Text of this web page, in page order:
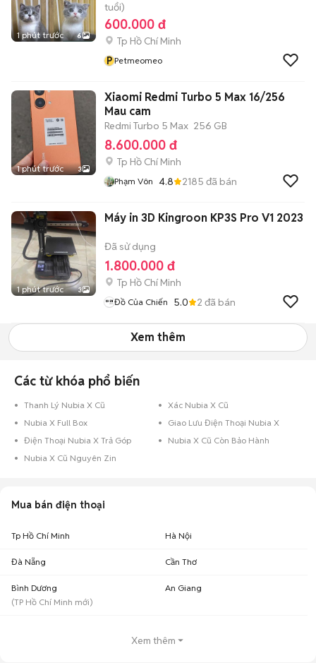
1 phút trước 6
tuổi)
600.000 đ
Tp Hồ Chí Minh
P Petmeomeo
1 phút trước 3
Xiaomi Redmi Turbo 5 Max 16/256
Mau cam
Redmi Turbo 5 Max 256 GB
8.600.000 đ
Tp Hồ Chí Minh
Phạm Vôn 4.8 2185 đã bán
1 phút trước 3
Máy in 3D Kingroon KP3S Pro V1 2023
Đã sử dụng
1.800.000 đ
Tp Hồ Chí Minh
Đồ Của Chiến 5.0 2 đã bán
Xem thêm
Các từ khóa phổ biến
Thanh Lý Nubia X Cũ
Xác Nubia X Cũ
Nubia X Full Box
Giao Lưu Điện Thoại Nubia X
Điện Thoại Nubia X Trả Góp
Nubia X Cũ Còn Bảo Hành
Nubia X Cũ Nguyên Zin
Mua bán điện thoại
Tp Hồ Chí Minh Hà Nội
Đà Nẵng Cần Thơ
Bình Dương
(TP Hồ Chí Minh mới)
An Giang
Xem thêm